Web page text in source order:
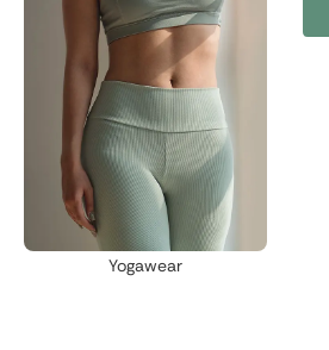
Yogawear